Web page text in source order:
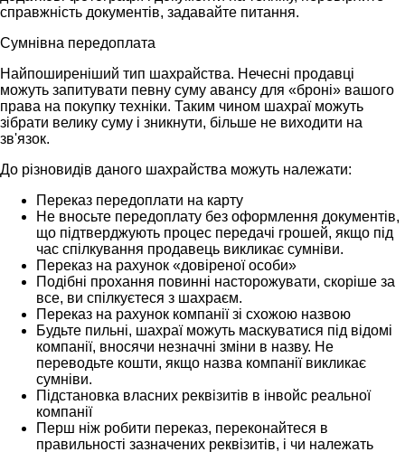
справжність документів, задавайте питання.
Сумнівна передоплата
Найпоширеніший тип шахрайства. Нечесні продавці
можуть запитувати певну суму авансу для «броні» вашого
права на покупку техніки. Таким чином шахраї можуть
зібрати велику суму і зникнути, більше не виходити на
зв'язок.
До різновидів даного шахрайства можуть належати:
Переказ передоплати на карту
Не вносьте передоплату без оформлення документів,
що підтверджують процес передачі грошей, якщо під
час спілкування продавець викликає сумніви.
Переказ на рахунок «довіреної особи»
Подібні прохання повинні насторожувати, скоріше за
все, ви спілкуєтеся з шахраєм.
Переказ на рахунок компанії зі схожою назвою
Будьте пильні, шахраї можуть маскуватися під відомі
компанії, вносячи незначні зміни в назву. Не
переводьте кошти, якщо назва компанії викликає
сумніви.
Підстановка власних реквізитів в інвойс реальної
компанії
Перш ніж робити переказ, переконайтеся в
правильності зазначених реквізитів, і чи належать